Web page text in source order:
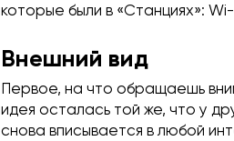
которые были в «Станциях»:
Внешний вид
Первое, на что обращаешь
идея осталась той же, что у
снова вписывается в любой